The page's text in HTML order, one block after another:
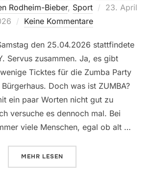
Rodheim-Bieber, Sport
23. April
Keine Kommentare
den 25.04.2026 stattfindete
Servus zusammen. Ja, es gibt
Ticktes für die Zumba Party
Doch was ist ZUMBA?
ein paar Worten nicht gut zu
versuche es dennoch mal. Bei
viele Menschen, egal ob alt …
MEHR ÜBER „ES GIBT NOCH WENIGE
LESEN